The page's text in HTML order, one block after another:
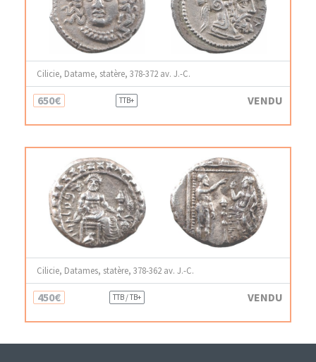
Cilicie, Datame, statère, 378-372 av. J.-C.
650€ TTB+ VENDU
Cilicie, Datames, statère, 378-362 av. J.-C.
450€ TTB / TB+ VENDU